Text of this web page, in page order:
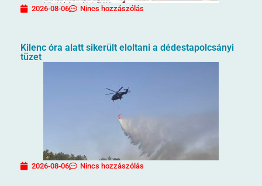
2026-08-06 Nincs hozzászólás
Kilenc óra alatt sikerült eloltani a dédestapolcsányi
tüzet
2026-08-06 Nincs hozzászólás